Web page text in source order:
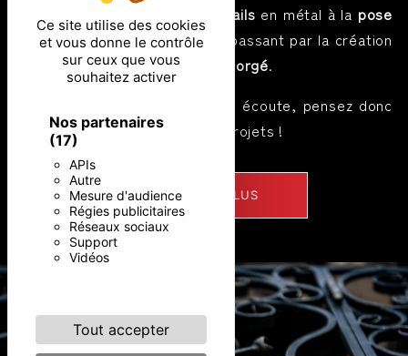
Ce site utilise des cookies
et vous donne le contrôle
sur ceux que vous
souhaitez activer
Nos partenaires
(17)
APIs
Autre
Mesure d'audience
Régies publicitaires
Réseaux sociaux
Support
Vidéos
Tout accepter
fabrication de portails en métal à la pose
charpentes métalliquesen passant par la création
de différents éléments en
fer forgé.
Nous sommes toujours à votre écoute, pensez donc
à nous confier vos différents projets !
EN SAVOIR PLUS